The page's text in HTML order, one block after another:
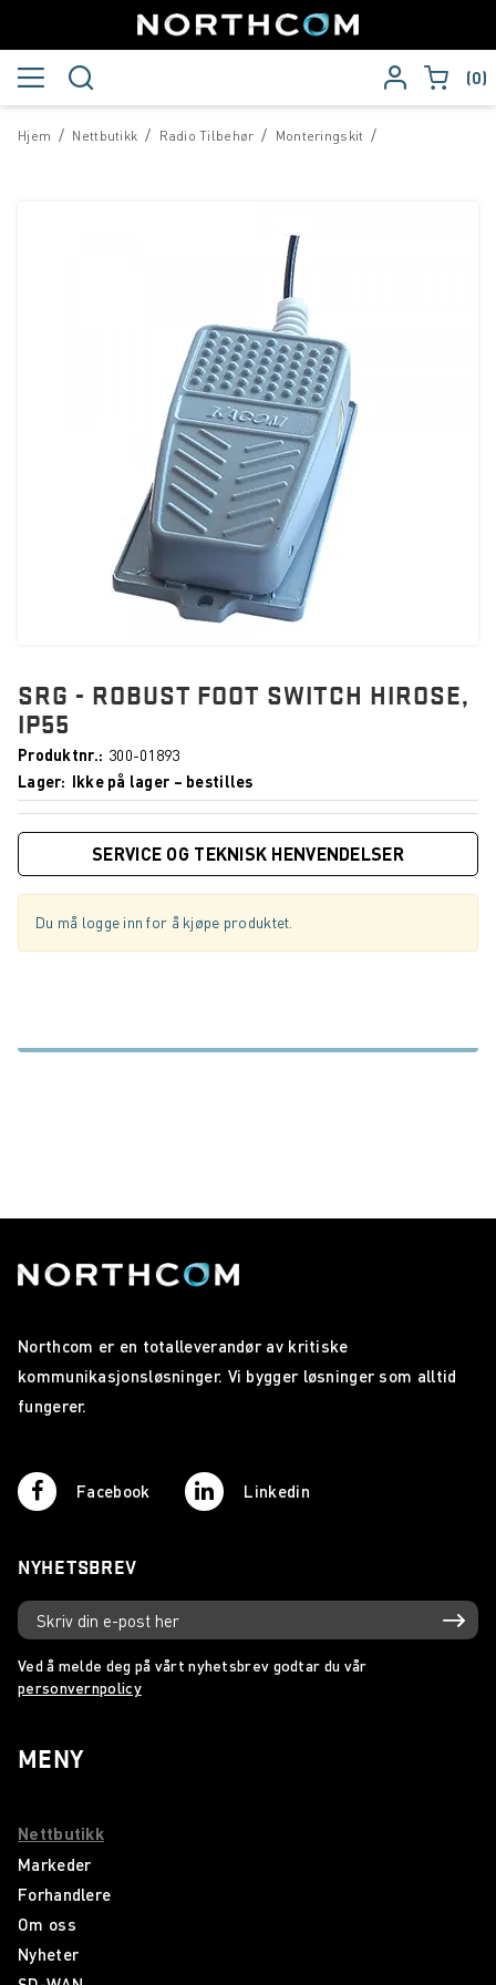
0
/
Hjem /
Nettbutikk /
Radio Tilbehør /
Monteringskit
SRG - ROBUST FOOT SWITCH HIROSE,
IP55
Produktnr.
300-01893
Lager
Ikke på lager – bestilles
SERVICE OG TEKNISK HENVENDELSER
Du må logge inn for å kjøpe produktet.
Northcom er en totalleverandør av kritiske
kommunikasjonsløsninger. Vi bygger løsninger som alltid
fungerer.
Facebook Linkedin
NYHETSBREV
Ved å melde deg på vårt nyhetsbrev godtar du vår
personvernpolicy
MENY
Nettbutikk
Markeder
Forhandlere
Om oss
Nyheter